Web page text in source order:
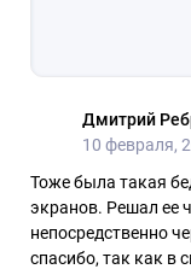
Дмитрий
10 февраля,
Тоже была такая
экранов. Решал ее
непосредственно
спасибо, так как в